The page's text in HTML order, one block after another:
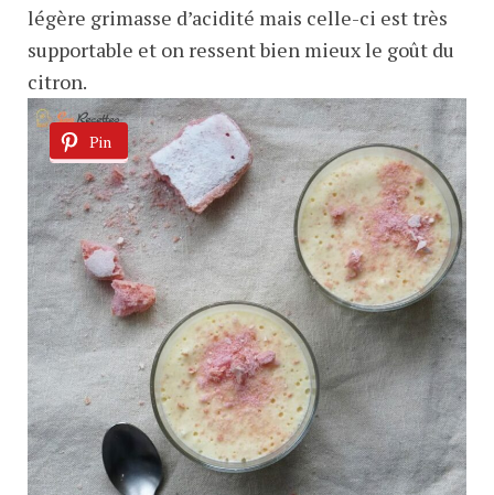
légère grimasse d’acidité mais celle-ci est très
supportable et on ressent bien mieux le goût du
citron.
Pin